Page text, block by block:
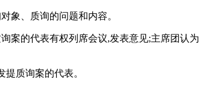
象、质询的问题和内容。
案的代表有权列席会议,发表意见;主席团认为
质询案的代表。